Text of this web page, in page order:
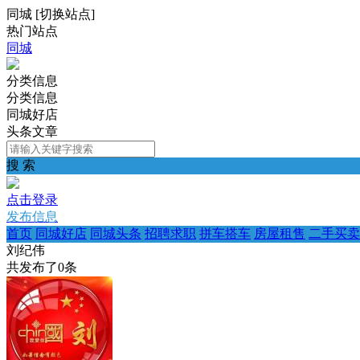
同城 [切换站点]
热门站点
同城
分类信息
分类信息
同城好店
头条文章
搜 索
点击登录
发布信息
首页 同城好店 同城头条 招聘求职 拼车搭车 房屋租售 二手买卖
刘纪伟
共发布了0条